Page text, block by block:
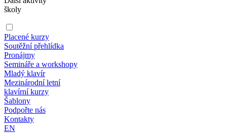
školy
Placené kurzy
Soutěžní přehlídka
Pronájmy
Semináře a workshopy
Mladý klavír
Mezinárodní letní
klavírní kurzy
Šablony
Podpořte nás
Kontakty
EN